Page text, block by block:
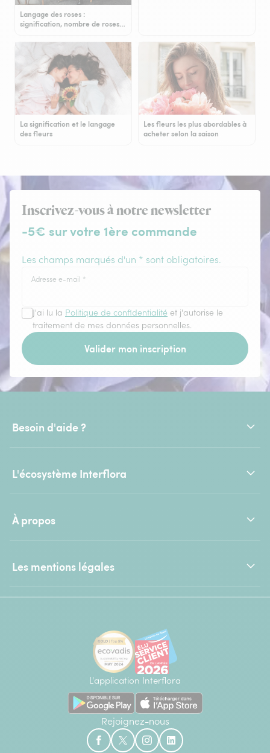
Langage des roses :
signification, nombre de roses…
La signification et le langage
des fleurs
Les fleurs les plus abordables à
acheter selon la saison
Inscrivez-vous à notre newsletter
-5€ sur votre 1ère commande
Les champs marqués d'un * sont obligatoires.
Adresse e-mail *
J'ai lu la Politique de confidentialité et j'autorise le
traitement de mes données personnelles.
Valider mon inscription
Besoin d'aide ?
L'écosystème Interflora
À propos
Les mentions légales
L'application Interflora
Rejoignez-nous